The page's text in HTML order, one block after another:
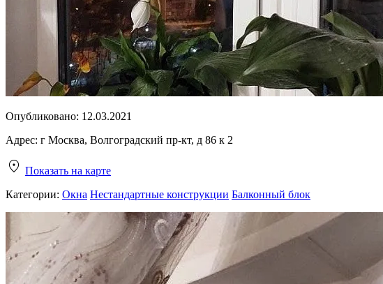
Опубликовано: 12.03.2021
Адрес: г Москва, Волгоградский пр-кт, д 86 к 2
Показать на карте
Категории: Окна Нестандартные конструкции Балконный блок